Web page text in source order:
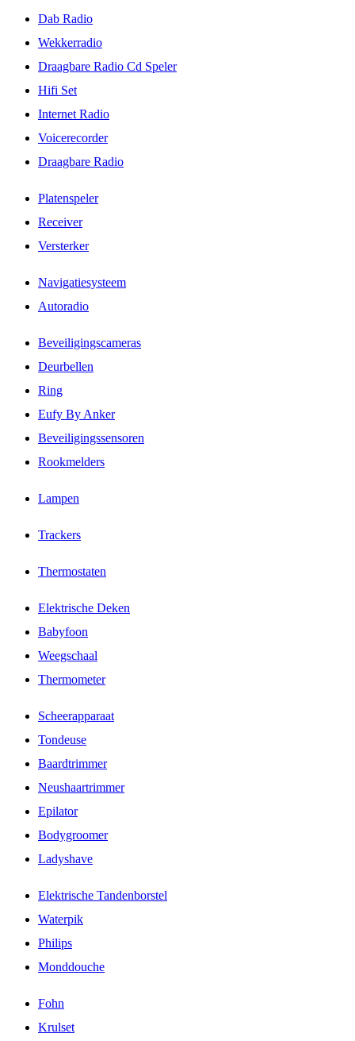
Dab Radio
Wekkerradio
Draagbare Radio Cd Speler
Hifi Set
Internet Radio
Voicerecorder
Draagbare Radio
Platenspeler
Receiver
Versterker
Navigatiesysteem
Autoradio
Beveiligingscameras
Deurbellen
Ring
Eufy By Anker
Beveiligingssensoren
Rookmelders
Lampen
Trackers
Thermostaten
Elektrische Deken
Babyfoon
Weegschaal
Thermometer
Scheerapparaat
Tondeuse
Baardtrimmer
Neushaartrimmer
Epilator
Bodygroomer
Ladyshave
Elektrische Tandenborstel
Waterpik
Philips
Monddouche
Fohn
Krulset